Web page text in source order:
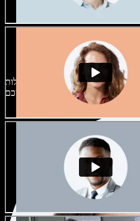
וגברים במגוון
אותו דבר. בחרו מתוך מאות קולות